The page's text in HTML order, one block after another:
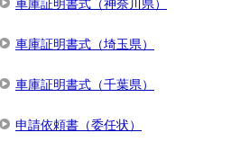
車庫証明書式（神奈川県）
車庫証明書式（埼玉県）
車庫証明書式（千葉県）
申請依頼書（委任状）